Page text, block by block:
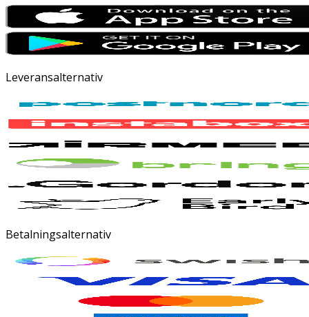
Leveransalternativ
Betalningsalternativ